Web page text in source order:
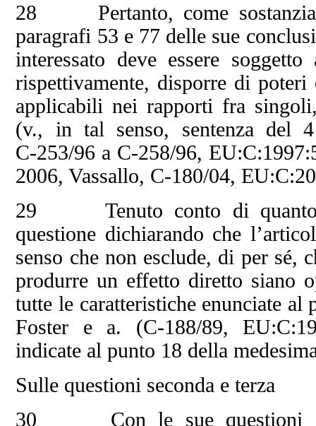
28 Pertanto, come
paragrafi 53 e 77 delle sue
interessato deve essere
rispettivamente, disporre di
applicabili nei rapporti fra
(v., in tal senso, sentenza del
C‑253/96 a C‑258/96,
2006, Vassallo, C‑180/04,
29 Tenuto conto di quanto
questione dichiarando che
senso che non esclude, di per sé,
produrre un effetto diretto siano
tutte le caratteristiche enunciate
Foster e a. (C‑188/89,
indicate al punto 18 della
Sulle questioni seconda e terza
30 Con le sue questioni